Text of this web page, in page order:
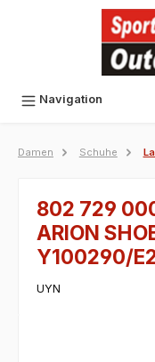
Navigation
Damen Schuhe
802 729
ARION
Y100290/
UYN